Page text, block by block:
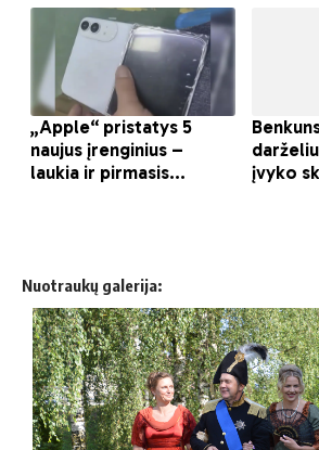
Nuotraukų galerija: